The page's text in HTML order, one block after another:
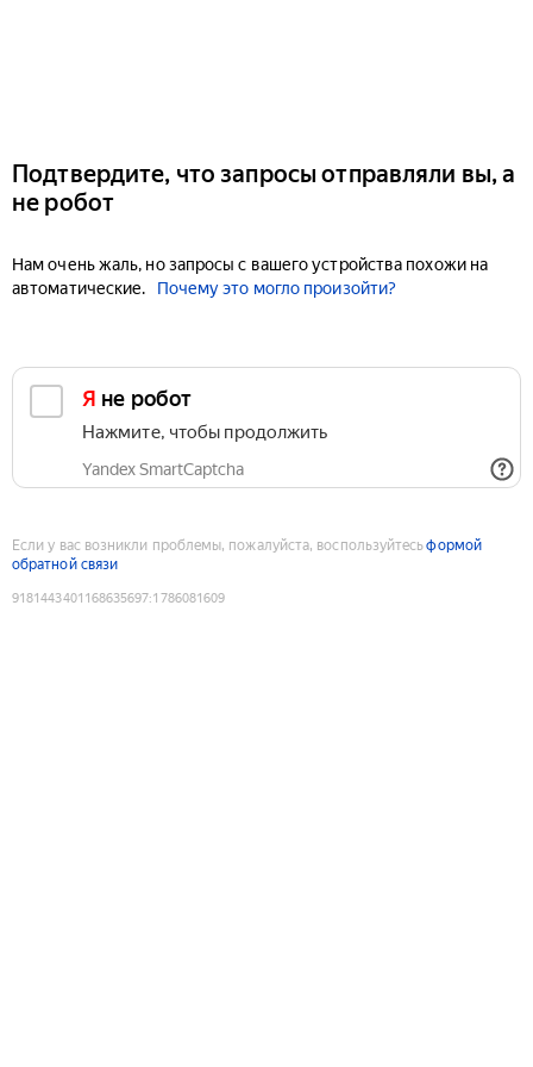
Подтвердите, что запросы отправляли вы, а
не робот
Нам очень жаль, но запросы с вашего устройства похожи на
автоматические.
Почему это могло произойти?
Я не робот
Нажмите, чтобы продолжить
Yandex SmartCaptcha
Если у вас возникли проблемы, пожалуйста, воспользуйтесьформой
обратной связи
9181443401168635697:1786081609